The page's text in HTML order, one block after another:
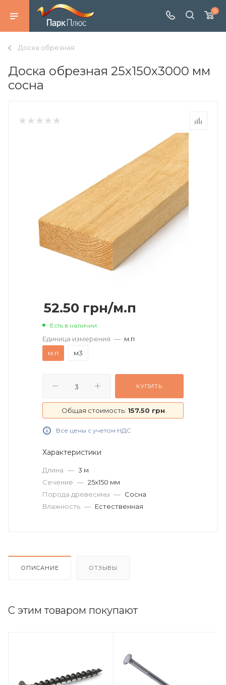
0
Доска обрезная
Доска обрезная 25х150х3000 мм
сосна
52.50 грн/м.п
Есть в наличии
Единица измерения — м.п
м.п
м3
КУПИТЬ
Общая стоимость: 157.50 грн
Все цены с учетом НДС
Характеристики
Длина — 3 м
Сечение — 25х150 мм
Порода древесины — Сосна
Влажность — Естественная
ОПИСАНИЕ ОТЗЫВЫ
С этим товаром покупают